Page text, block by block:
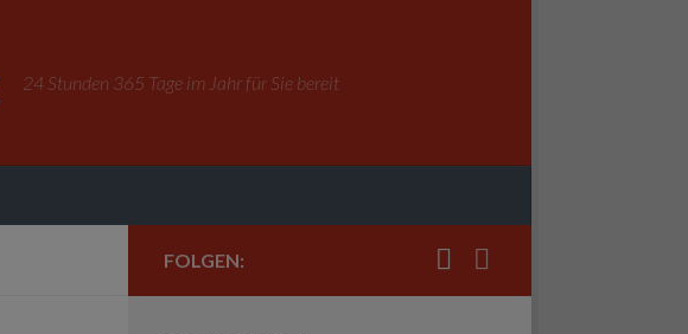
24 Stunden 365 Tage im Jahr für Sie bereit
FOLGEN: